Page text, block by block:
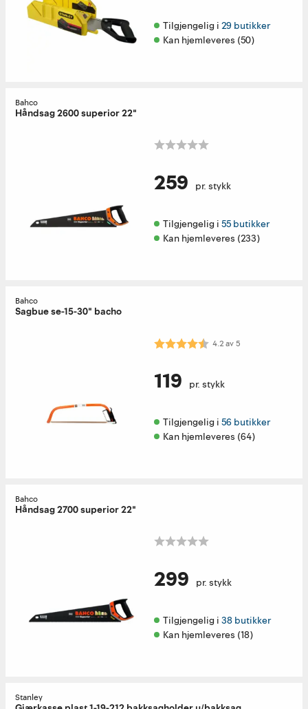
Tilgjengelig i 29 butikker
Kan hjemleveres (50)
Bahco
Håndsag 2600 superior 22"
259 pr. stykk
Tilgjengelig i 55 butikker
Kan hjemleveres (233)
Bahco
Sagbue se-15-30" bacho
Karakter: 4.2 av 5 mulige
4.2av5
119 pr. stykk
Tilgjengelig i 56 butikker
Kan hjemleveres (64)
Bahco
Håndsag 2700 superior 22"
299 pr. stykk
Tilgjengelig i 38 butikker
Kan hjemleveres (18)
Stanley